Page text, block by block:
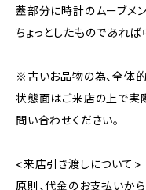
蓋部分に時計のムーブメ
ちょっとしたものであれば
※古いお品物の為、全体的
状態面はご来店の上で実
問い合わせください。
<来店引き渡しについて>
原則、代金のお支払いか